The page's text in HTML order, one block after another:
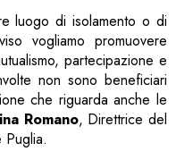
luogo di isolamento o di
vogliamo promuovere
partecipazione e
non sono beneficiari
che riguarda anche le
Romano, Direttrice del